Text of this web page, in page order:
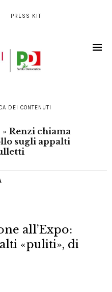
PRESS KIT
DEI CONTENUTI
» Renzi chiama
sugli appalti
all’Expo:
«puliti», di